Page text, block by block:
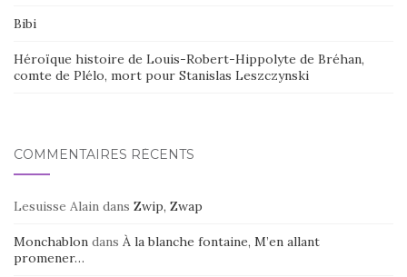
Bibi
Héroïque histoire de Louis-Robert-Hippolyte de Bréhan,
comte de Plélo, mort pour Stanislas Leszczynski
COMMENTAIRES RÉCENTS
Lesuisse Alain dans Zwip, Zwap
Monchablon dans À la blanche fontaine, M’en allant
promener…